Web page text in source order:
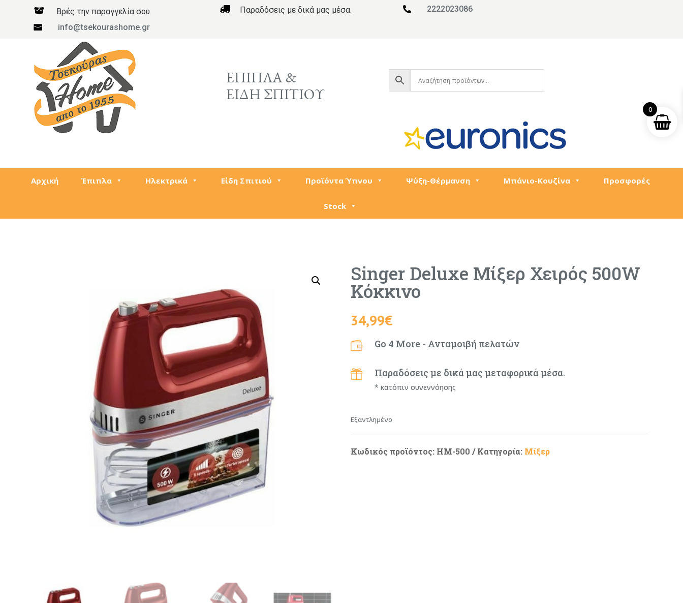
 Βρές την παραγγελία σου  Παραδόσεις με δικά μας μέσα.  2222023086
 info@tsekourashome.gr
ΕΠΙΠΛΑ &
ΕΙΔΗ ΣΠΙΤΙΟΥ
Αρχική Έπιπλα Ηλεκτρικά Είδη Σπιτιού Προϊόντα Ύπνου Ψύξη-Θέρμανση Μπάνιο-Κουζίνα Προσφορές
Stock
Singer Deluxe Μίξερ Χειρός 500W
Κόκκινο
34,99€
 Go 4 More - Ανταμοιβή πελατών
 Παραδόσεις με δικά μας μεταφορικά μέσα.
* κατόπιν συνεννόησης
Εξαντλημένο
Κωδικός προϊόντος: HM-500 Κατηγορία: Μίξερ
0